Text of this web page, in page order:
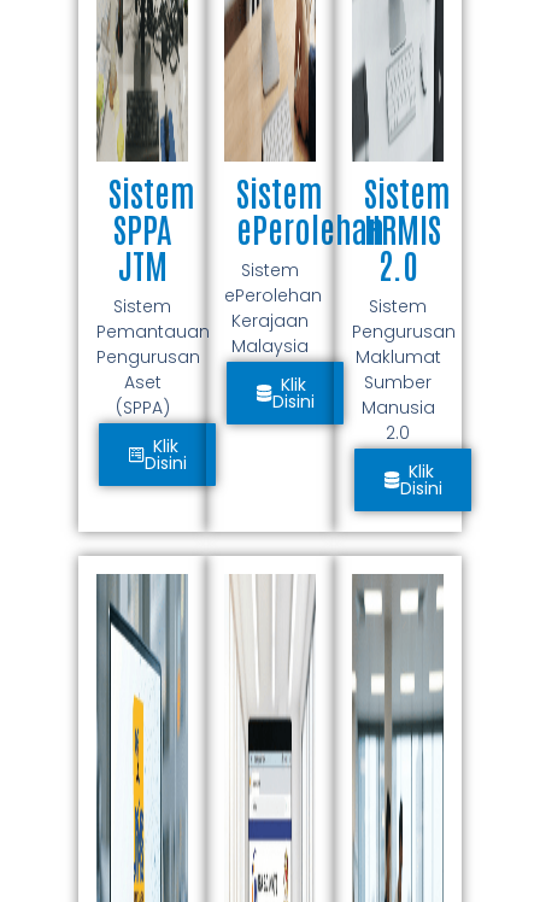
Sistem
SPPA
JTM
Sistem
Pemantauan
Pengurusan
Aset
(SPPA)
Klik
Disini
Sistem
ePerolehan
Sistem
ePerolehan
Kerajaan
Malaysia
Klik
Disini
Sistem
HRMIS
2.0
Sistem
Pengurusan
Maklumat
Sumber
Manusia
2.0
Klik
Disini